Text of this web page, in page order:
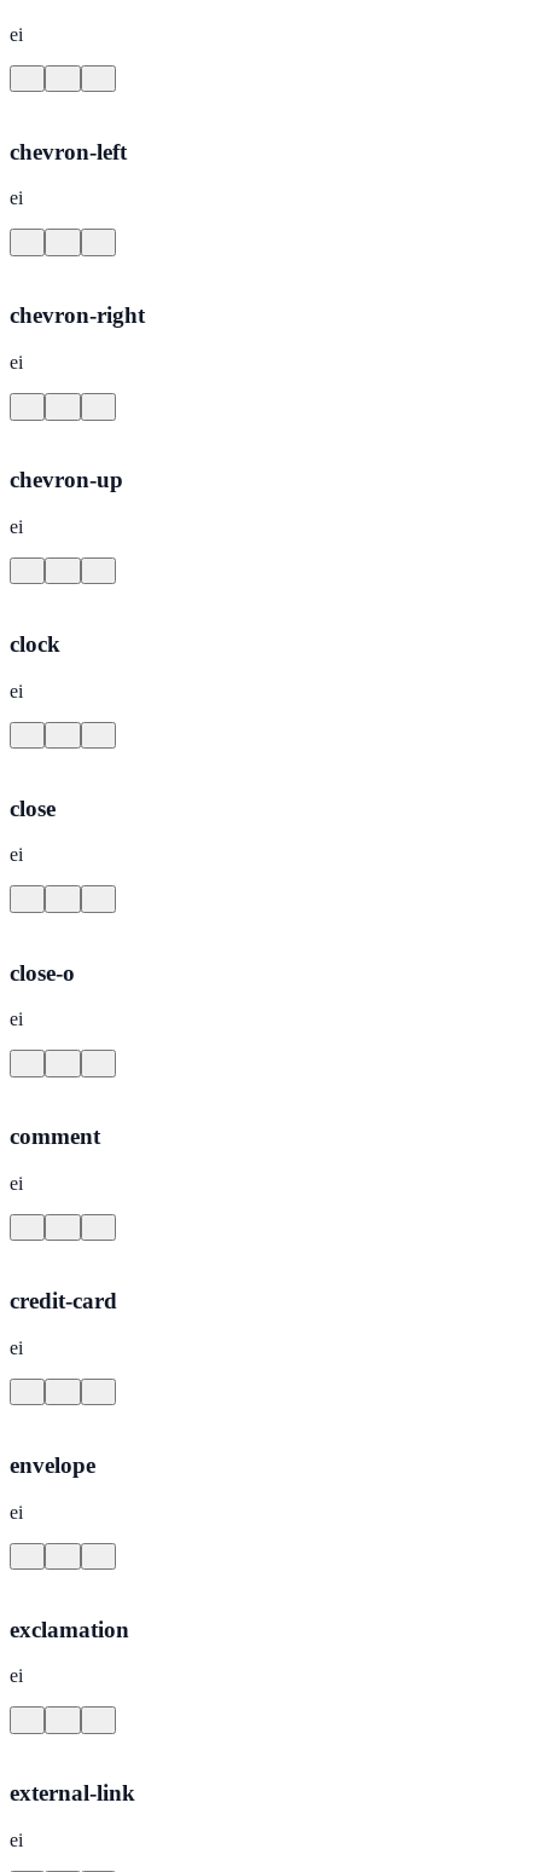
ei
chevron-left
ei
chevron-right
ei
chevron-up
ei
clock
ei
close
ei
close-o
ei
comment
ei
credit-card
ei
envelope
ei
exclamation
ei
external-link
ei